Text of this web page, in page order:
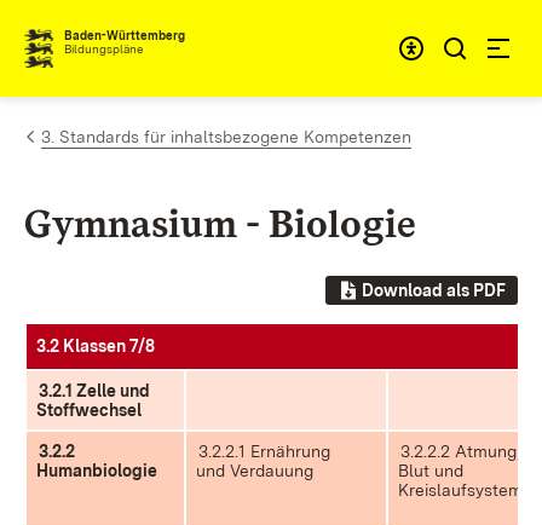
Zum Inhalt springen
Baden-Württemberg
Bildungspläne
3. Standards für inhaltsbezogene Kompetenzen
Gymnasium - Biologie
Download als PDF
3.2 Klassen 7/8
3.2.1 Zelle und
Stoffwechsel
3.2.2
Humanbiologie
3.2.2.1 Ernährung
und Verdauung
3.2.2.2 Atmung,
Blut und
Kreislaufsystem